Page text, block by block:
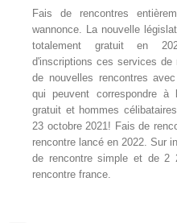
Fais de rencontres
wannonce. La nouvelle
totalement gratuit en
d'inscriptions ces services
de nouvelles rencontres
qui peuvent correspondre à
gratuit et hommes
23 octobre 2021! Fais de
rencontre lancé en 2022. Sur
de rencontre simple et de 2
rencontre france.